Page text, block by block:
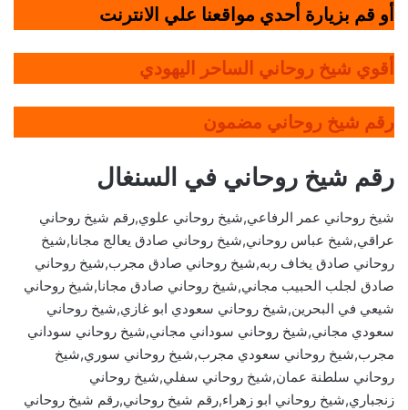
أو قم بزيارة أحدي مواقعنا علي الانترنت
أقوي شيخ روحاني الساحر اليهودي
رقم شيخ روحاني مضمون
رقم شيخ روحاني في السنغال
شيخ روحاني عمر الرفاعي,شيخ روحاني علوي,رقم شيخ روحاني
عراقي,شيخ عباس روحاني,شيخ روحاني صادق يعالج مجانا,شيخ
روحاني صادق يخاف ربه,شيخ روحاني صادق مجرب,شيخ روحاني
صادق لجلب الحبيب مجاني,شيخ روحاني صادق مجانا,شيخ روحاني
شيعي في البحرين,شيخ روحاني سعودي ابو غازي,شيخ روحاني
سعودي مجاني,شيخ روحاني سوداني مجاني,شيخ روحاني سوداني
مجرب,شيخ روحاني سعودي مجرب,شيخ روحاني سوري,شيخ
روحاني سلطنة عمان,شيخ روحاني سفلي,شيخ روحاني
زنجباري,شيخ روحاني ابو زهراء,رقم شيخ روحاني,رقم شيخ روحاني